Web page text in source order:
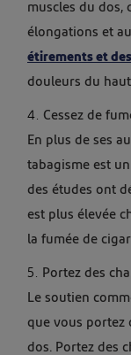
muscles du dos,
élongations et
étirements et
douleurs du
Cessez de
En plus de ses
tabagisme est
des études ont
est plus élevée
la fumée de
Portez des
Le soutien
que vous portez
dos. Portez des